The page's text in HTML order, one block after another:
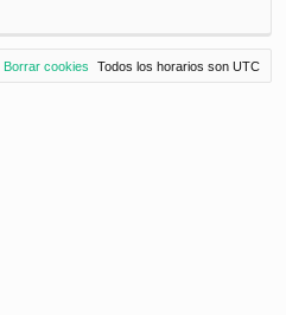
Todos los horarios son UTC
Borrar cookies